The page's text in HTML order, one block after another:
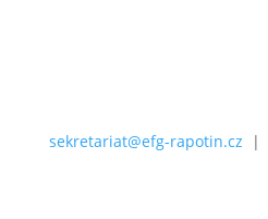
sekretariat@efg-rapotin.cz |